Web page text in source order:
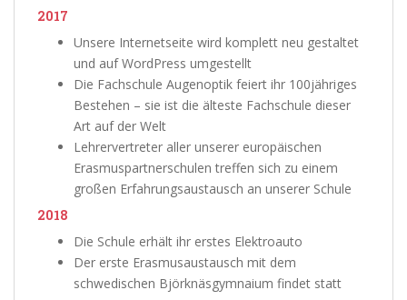
2017
Unsere Internetseite wird komplett neu gestaltet
und auf WordPress umgestellt
Die Fachschule Augenoptik feiert ihr 100jähriges
Bestehen – sie ist die älteste Fachschule dieser
Art auf der Welt
Lehrervertreter aller unserer europäischen
Erasmuspartnerschulen treffen sich zu einem
großen Erfahrungsaustausch an unserer Schule
2018
Die Schule erhält ihr erstes Elektroauto
Der erste Erasmusaustausch mit dem
schwedischen Björknäsgymnaium findet statt